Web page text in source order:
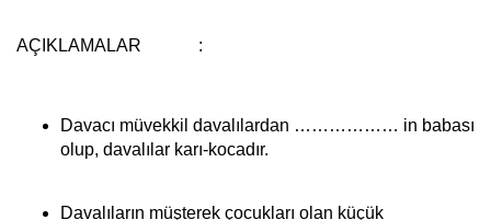
AÇIKLAMALAR :
Davacı müvekkil davalılardan ……………… in babası
olup, davalılar karı-kocadır.
Davalıların müşterek çocukları olan küçük